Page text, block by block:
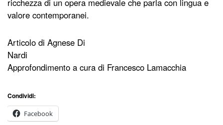
ricchezza di un opera medievale che parla con lingua e
valore contemporanei.
Articolo di Agnese Di
Nardi
Approfondimento a cura di Francesco Lamacchia
Condividi:
Facebook